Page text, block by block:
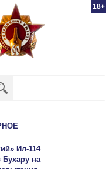
18+
Ил-114
Бухару на